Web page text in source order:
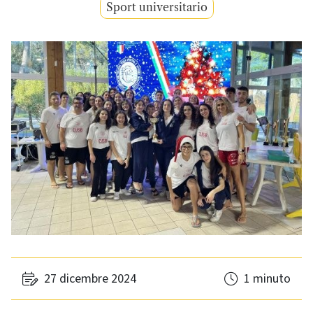
Sport universitario
27 dicembre 2024 1 minuto